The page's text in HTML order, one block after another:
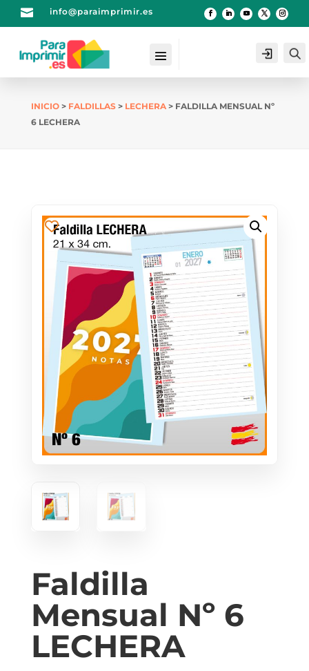
 info@paraimprimir.es
Login
INICIO> FALDILLAS> LECHERA> FALDILLA MENSUAL Nº
6 LECHERA
Faldilla
Mensual Nº 6
LECHERA